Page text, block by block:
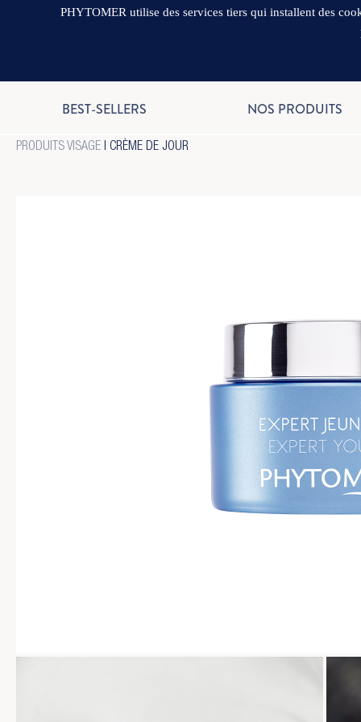
BEST-SELLERS NOS PRODUITS
PRODUITS VISAGE | CRÈME DE JOUR
PHYTOMER utilise des services tiers qui installent des